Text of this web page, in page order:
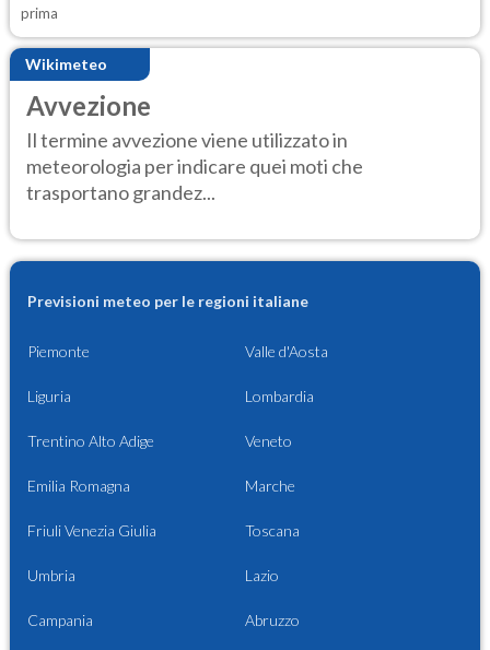
prima
Wikimeteo
Avvezione
Il termine avvezione viene utilizzato in
meteorologia per indicare quei moti che
trasportano grandez...
Previsioni meteo per le regioni italiane
Piemonte Valle d'Aosta
Liguria Lombardia
Trentino Alto Adige Veneto
Emilia Romagna Marche
Friuli Venezia Giulia Toscana
Umbria Lazio
Campania Abruzzo